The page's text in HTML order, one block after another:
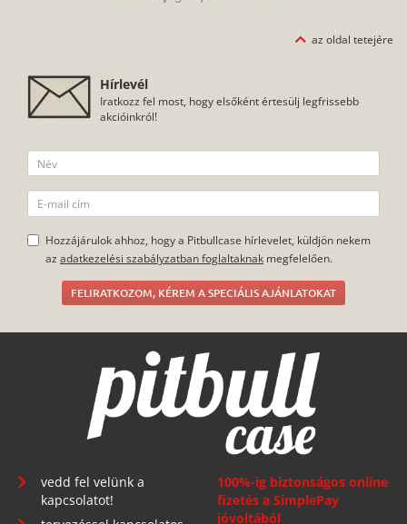
az oldal tetejére
Hírlevél
Iratkozz fel most, hogy elsőként értesülj legfrissebb
akcióinkról!
Hozzájárulok ahhoz, hogy a Pitbullcase hírlevelet, küldjön nekem
az adatkezelési szabályzatban foglaltaknak megfelelően.
FELIRATKOZOM, KÉREM A SPECIÁLIS AJÁNLATOKAT
vedd fel velünk a
kapcsolatot!
100%-ig biztonságos online
fizetés a SimplePay
jóvoltából